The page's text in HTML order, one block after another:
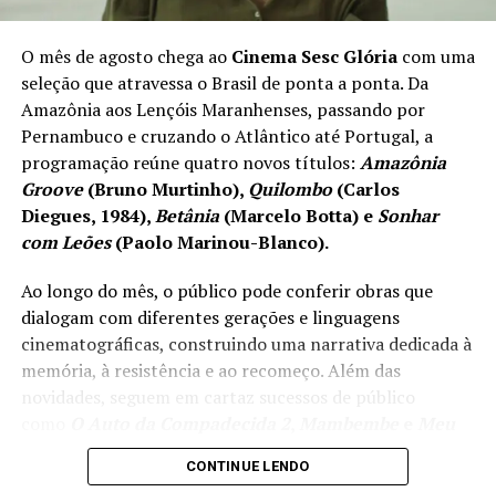
– Só serão aceitos no máximo dois (02) filmes por
realizador(a) ou coletivo de realizadores, de forma que
no caso de inscrições além do limite serão consideradas
apenas as 2 (duas) obras mais recentes.
O regulamento completo sobre o processo de inscrição
pode ser acessado emfestivaldevitoria.com.br.
Possíveis dúvidas podem ser esclarecidas através do e-
mailinscricoes.32fcv@gmail.comou pelo WhatsApp
(27) 98129-2627, de segunda a sexta-feira, das 9h às 17h.
MOSTRAS
Os filmes selecionados para o 32º Festival de Cinema de
Vitória serão exibidos nas 11 mostras competitivas do
evento. São elas:
29ª Mostra Competitiva Nacional de
,15ª Mostra Quatro Estações,14ª Mostra
Corsária,14ª Mostra Foco Capixaba,12ª Mostra
O mês de agosto chega ao Cinema Sesc Glóriacom uma
seleção que atravessa o Brasil de ponta a ponta. Da
Amazônia aos Lençóis Maranhenses, passando por
Pernambuco e cruzando o Atlântico até Portugal, a
programação reúne quatro novos títulos: Amazônia
Groove(Bruno Murtinho), Quilombo(Carlos
Diegues, 1984),Betânia(Marcelo Botta) e Sonhar
com Leões(Paolo Marinou-Blanco).
Ao longo do mês, o público pode conferir obras que
dialogam com diferentes gerações e linguagens
cinematográficas, construindo uma narrativa dedicada à
memória, à resistência e ao recomeço. Além das
novidades, seguem em cartaz sucessos de público
Pé de Laranja Lima.
CONTINUE LENDO